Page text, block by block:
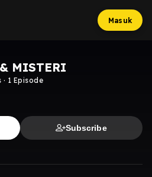
Masuk
MISTERI
· 1 Episode
Subscribe